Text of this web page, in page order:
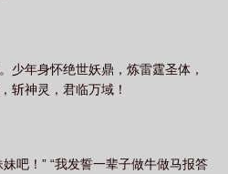
少年身怀绝世妖鼎，炼雷霆圣体，
斩神灵，君临万域！
吧！” “我发誓一辈子做牛做马报答